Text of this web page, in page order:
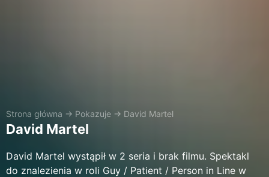
Strona główna → Pokazuje → David Martel
David Martel
David Martel wystąpił w 2 seria i brak filmu. Spektakl
do znalezienia w roli Guy / Patient / Person in Line w